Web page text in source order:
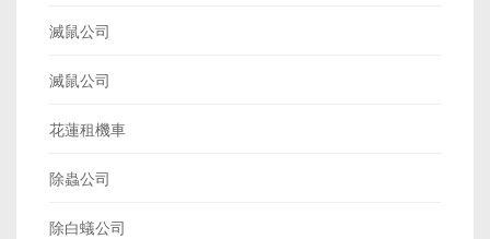
滅鼠公司
滅鼠公司
花蓮租機車
除蟲公司
除白蟻公司